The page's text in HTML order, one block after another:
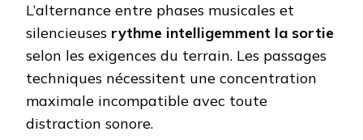
L’alternance entre phases musicales et
silencieuses rythme intelligemment la sortie
selon les exigences du terrain. Les passages
techniques nécessitent une concentration
maximale incompatible avec toute
distraction sonore.